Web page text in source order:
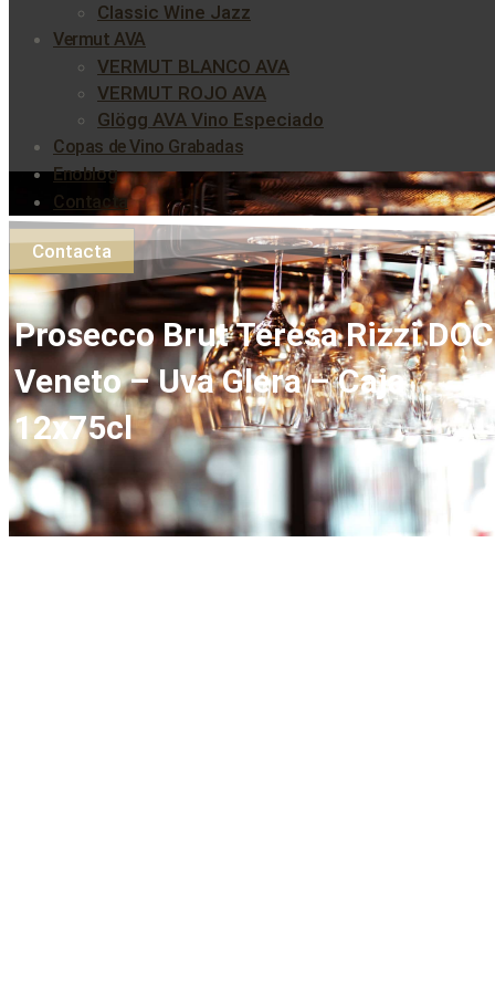
Classic Wine Jazz
Vermut AVA
VERMUT BLANCO AVA
VERMUT ROJO AVA
Glögg AVA Vino Especiado
Copas de Vino Grabadas
Enoblog
Contacta
Contacta
Prosecco Brut Teresa Rizzi DOC
Veneto – Uva Glera – Caja
12x75cl